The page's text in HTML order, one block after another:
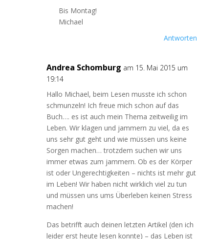
Bis Montag!
Michael
Antworten
Andrea Schomburg am 15. Mai 2015 um
19:14
Hallo Michael, beim Lesen musste ich schon
schmunzeln! Ich freue mich schon auf das
Buch…. es ist auch mein Thema zeitweilig im
Leben. Wir klagen und jammern zu viel, da es
uns sehr gut geht und wie müssen uns keine
Sorgen machen… trotzdem suchen wir uns
immer etwas zum jammern. Ob es der Körper
ist oder Ungerechtigkeiten – nichts ist mehr gut
im Leben! Wir haben nicht wirklich viel zu tun
und müssen uns ums Überleben keinen Stress
machen!
Das betrifft auch deinen letzten Artikel (den ich
leider erst heute lesen konnte) – das Leben ist